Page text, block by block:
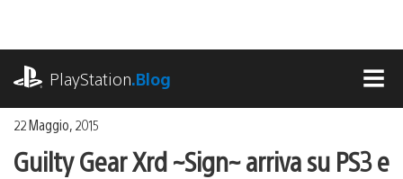
contenuto
PlayStation.Blog
22 Maggio, 2015
Guilty Gear Xrd ~Sign~ arriva su PS3 e